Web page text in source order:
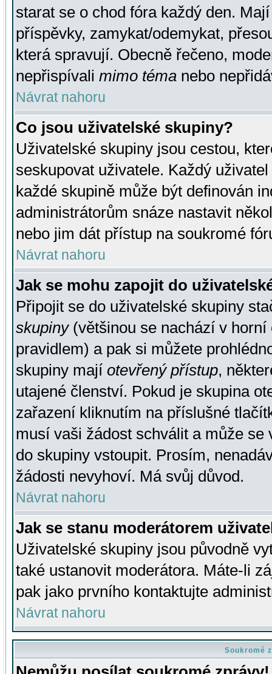
starat se o chod fóra každý den.
příspěvky, zamykat/odemykat,
která spravují. Obecně řečeno,
nepřispívali mimo téma nebo
Návrat nahoru
Co jsou uživatelské skupiny?
Uživatelské skupiny jsou cestou,
seskupovat uživatele. Každý
každé skupině může být definován
administrátorům snáze nastavit
nebo jim dát přístup na soukromé
Návrat nahoru
Jak se mohu zapojit do
Připojit se do uživatelské skupiny
skupiny(většinou se nachází v horní
pravidlem) a pak si můžete
skupiny mají otevřený přístup,
utajené členství. Pokud je skupina
zařazení kliknutím na příslušné
musí vaši žádost schválit a může se
do skupiny vstoupit. Prosím,
žádosti nevyhoví. Má svůj důvod.
Návrat nahoru
Jak se stanu moderátorem
Uživatelské skupiny jsou původně
také ustanovit moderátora. Máte-li
pak jako prvního kontaktujte
Návrat nahoru
Soukromé